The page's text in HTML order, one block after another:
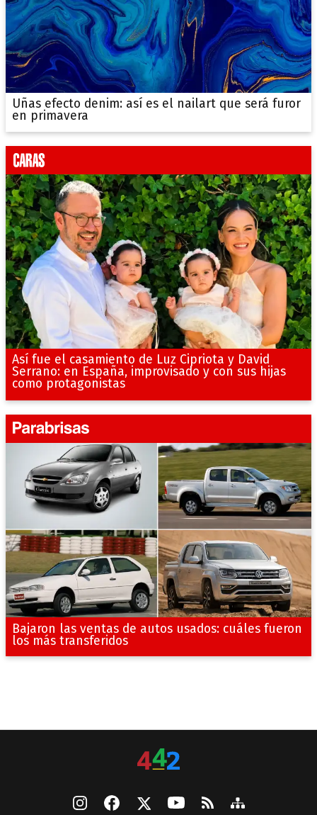
Uñas efecto denim: así es el nailart que será furor
en primavera
Así fue el casamiento de Luz Cipriota y David
Serrano: en España, improvisado y con sus hijas
como protagonistas
Bajaron las ventas de autos usados: cuáles fueron
los más transferidos